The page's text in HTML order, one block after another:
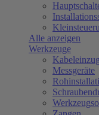
Alle anzeigen
Werkzeuge
Messgeräte